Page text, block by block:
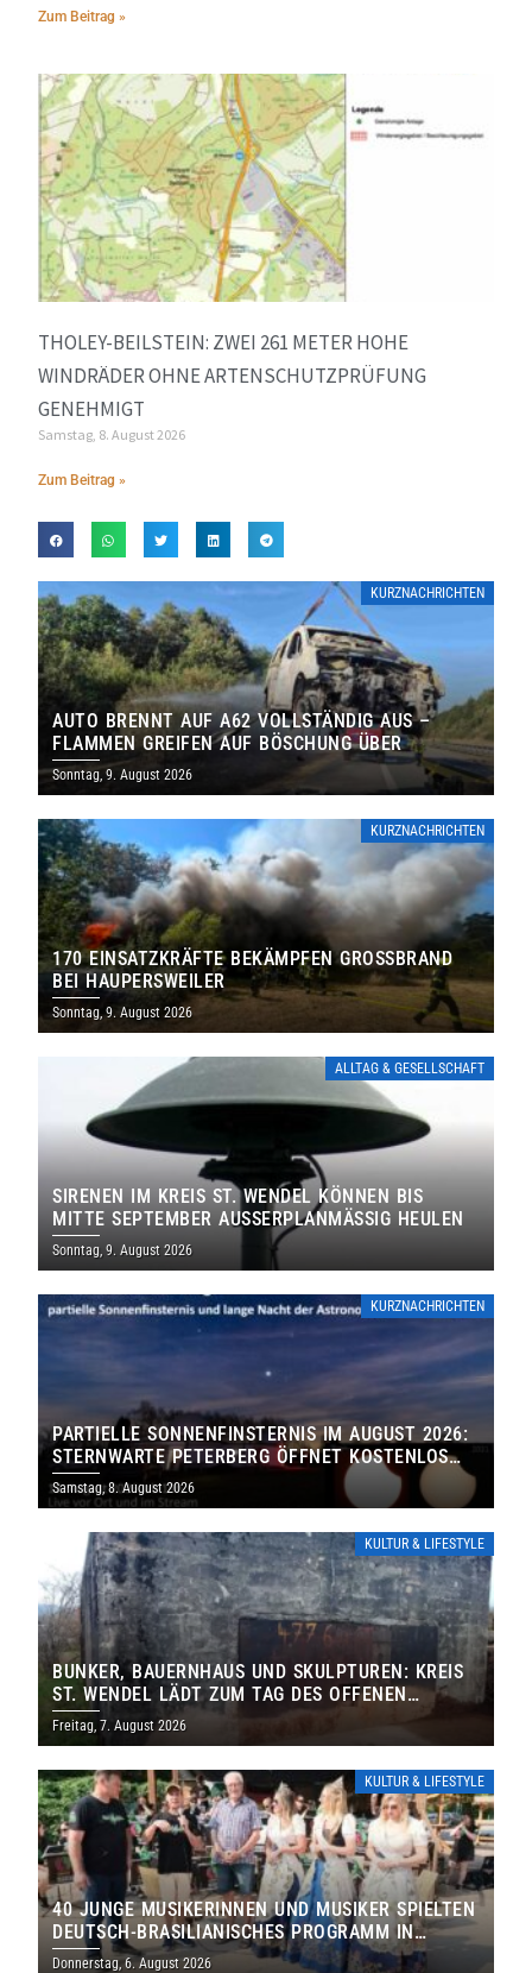
Zum Beitrag »
THOLEY-BEILSTEIN: ZWEI 261 METER HOHE
WINDRÄDER OHNE ARTENSCHUTZPRÜFUNG
GENEHMIGT
Samstag, 8. August 2026
Zum Beitrag »
KURZNACHRICHTEN
AUTO BRENNT AUF A62 VOLLSTÄNDIG AUS –
FLAMMEN GREIFEN AUF BÖSCHUNG ÜBER
Sonntag, 9. August 2026
KURZNACHRICHTEN
170 EINSATZKRÄFTE BEKÄMPFEN GROSSBRAND B
EI HAUPERSWEILER
Sonntag, 9. August 2026
ALLTAG & GESELLSCHAFT
SIRENEN IM KREIS ST. WENDEL KÖNNEN BIS
MITTE SEPTEMBER AUSSERPLANMÄSSIG HEULEN
Sonntag, 9. August 2026
KURZNACHRICHTEN
PARTIELLE SONNENFINSTERNIS IM AUGUST 2026:
STERNWARTE PETERBERG ÖFFNET KOSTENLOS
IHRE TORE
Samstag, 8. August 2026
KULTUR & LIFESTYLE
BUNKER, BAUERNHAUS UND SKULPTUREN: KREIS
ST. WENDEL LÄDT ZUM TAG DES OFFENEN
DENKMALS EIN
Freitag, 7. August 2026
KULTUR & LIFESTYLE
40 JUNGE MUSIKERINNEN UND MUSIKER SPIELTEN
DEUTSCH-BRASILIANISCHES PROGRAMM IN
THOLEY
Donnerstag, 6. August 2026